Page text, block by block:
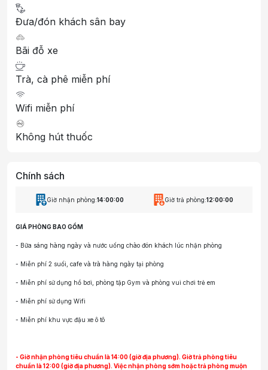
Đưa/đón khách sân bay
Bãi đỗ xe
Trà, cà phê miễn phí
Wifi miễn phí
Không hút thuốc
Chính sách
Giờ nhận phòng:14:00:00 Giờ trả phòng:12:00:00
GIÁ PHÒNG BAO GỒM
- Bữa sáng hàng ngày và nước uống chào đón khách lúc nhận phòng
- Miễn phí 2 suối, cafe và trà hàng ngày tại phòng
- Miễn phí sử dụng hồ bơi, phòng tập Gym và phòng vui chơi trẻ em
- Miễn phí sử dụng Wifi
- Miễn phí khu vực đậu xe ô tô
- Giờ nhận phòng tiêu chuẩn là 14:00 (giờ địa phương). Giờ trả phòng tiêu
chuẩn là 12:00 (giờ địa phương). Việc nhận phòng sớm hoặc trả phòng muộn